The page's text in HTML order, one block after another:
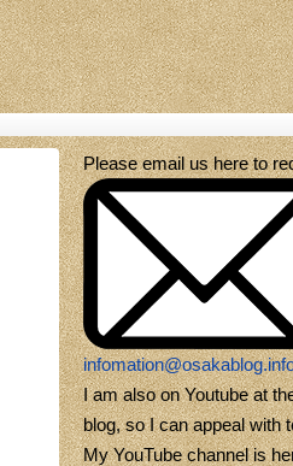
Please email us here to
I am also on Youtube at
blog, so I can appeal with
My YouTube channel is